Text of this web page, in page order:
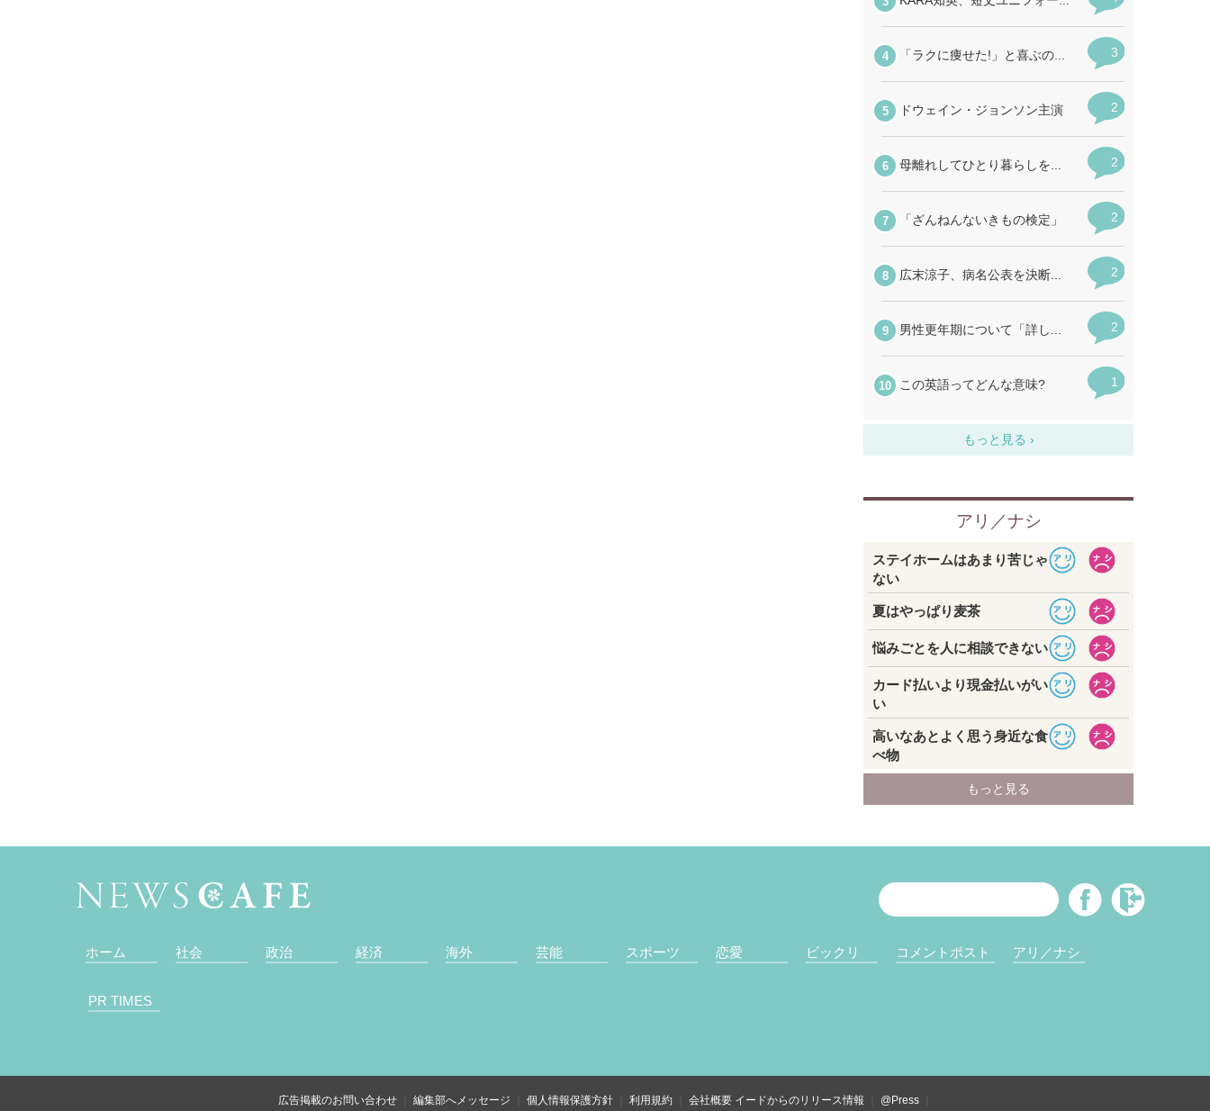
ホーム 社会 政治 経済 海外 芸能 スポーツ 恋愛 ビックリ コメントポスト アリ／ナシ
PR TIMES
広告掲載のお問い合わせ 編集部へメッセージ 個人情報保護方針 利用規約 会社概要 イードからのリリース情報 @Press